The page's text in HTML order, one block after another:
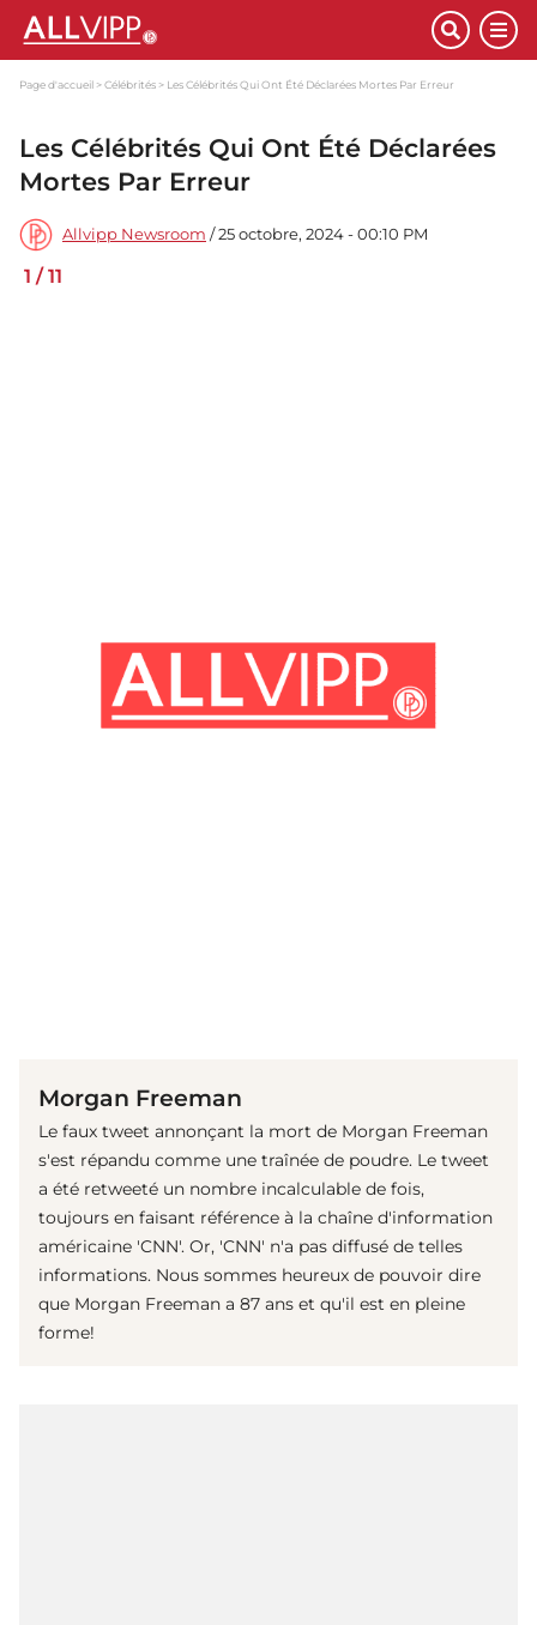
Page d'accueil Célébrités Les Célébrités Qui Ont Été Déclarées Mortes Par Erreur
Les Célébrités Qui Ont Été Déclarées
Mortes Par Erreur
Allvipp Newsroom / 25 octobre, 2024 - 00:10 PM
1 /11
Morgan Freeman
Le faux tweet annonçant la mort de Morgan Freeman
s'est répandu comme une traînée de poudre. Le tweet
a été retweeté un nombre incalculable de fois,
toujours en faisant référence à la chaîne d'information
américaine 'CNN'. Or, 'CNN' n'a pas diffusé de telles
informations. Nous sommes heureux de pouvoir dire
que Morgan Freeman a 87 ans et qu'il est en pleine
forme!